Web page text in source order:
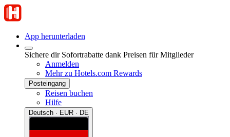
App herunterladen
Sichere dir Sofortrabatte dank Preisen für Mitglieder
Anmelden
Mehr zu Hotels.com Rewards
Posteingang
Reisen buchen
Hilfe
Deutsch · EUR · DE